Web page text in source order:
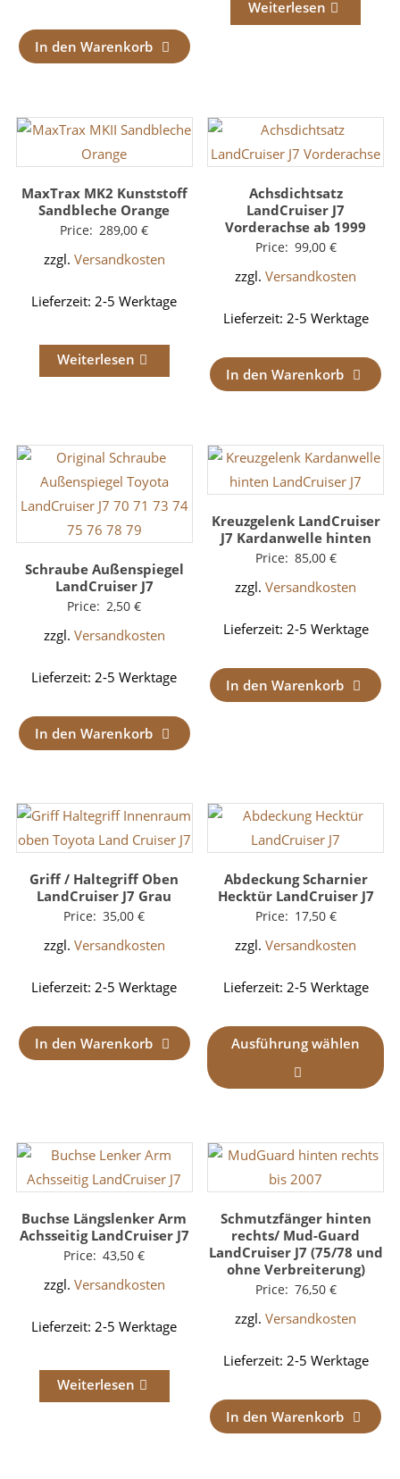
In den Warenkorb
Weiterlesen
MaxTrax MK2 Kunststoff
Sandbleche Orange
Price: 289,00€
zzgl. Versandkosten
Lieferzeit: 2-5 Werktage
Weiterlesen
Achsdichtsatz
LandCruiser J7
Vorderachse ab 1999
Price: 99,00 €
zzgl.Versandkosten
Lieferzeit: 2-5 Werktage
In den Warenkorb
Schraube Außenspiegel
LandCruiser J7
Price: 2,50€
zzgl. Versandkosten
Lieferzeit: 2-5 Werktage
In den Warenkorb
Kreuzgelenk LandCruiser
J7 Kardanwelle hinten
Price: 85,00 €
zzgl.Versandkosten
Lieferzeit: 2-5 Werktage
In den Warenkorb
Griff / Haltegriff Oben
LandCruiser J7 Grau
Price: 35,00€
zzgl. Versandkosten
Lieferzeit:2-5 Werktage
In den Warenkorb
Abdeckung Scharnier
Hecktür LandCruiser J7
Price: 17,50 €
zzgl.Versandkosten
Lieferzeit: 2-5 Werktage
Ausführung wählen
Buchse Längslenker Arm
Achsseitig LandCruiser J7
Price: 43,50€
zzgl. Versandkosten
Lieferzeit:2-5 Werktage
Weiterlesen
Schmutzfänger hinten
rechts/ Mud-Guard
LandCruiser J7 (75/78 und
ohne Verbreiterung)
Price: 76,50 €
zzgl.Versandkosten
Lieferzeit: 2-5 Werktage
In den Warenkorb